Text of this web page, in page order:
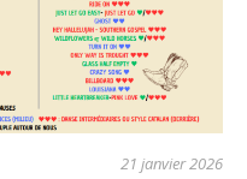
21 janvier 2026